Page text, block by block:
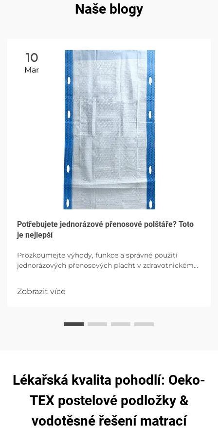
Naše blogy
10
Mar
Potřebujete jednorázové přenosové polštáře? Toto
je nejlepší
Prozkoumejte výhody, funkce a správné použití
jednorázových přenosových placht v zdravotnickém
Zobrazit více
Lékařská kvalita pohodlí: Oeko-
TEX postelové podložky &
vodotěsné řešení matrací